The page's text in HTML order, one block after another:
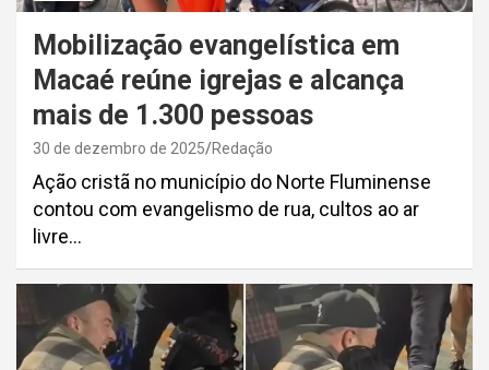
Mobilização evangelística em
Macaé reúne igrejas e alcança
mais de 1.300 pessoas
30 de dezembro de 2025 Redação
Ação cristã no município do Norte Fluminense
contou com evangelismo de rua, cultos ao ar
livre…